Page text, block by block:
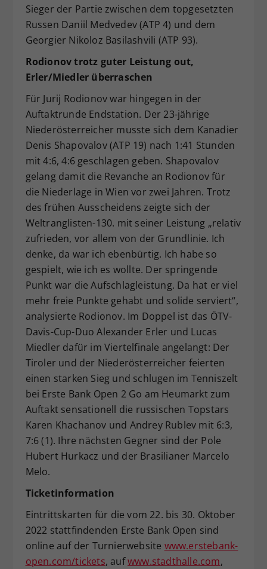
Sieger der Partie zwischen dem topgesetzten
Russen Daniil Medvedev (ATP 4) und dem
Georgier Nikoloz Basilashvili (ATP 93).
Rodionov trotz guter Leistung out,
Erler/Miedler überraschen
Für Jurij Rodionov war hingegen in der
Auftaktrunde Endstation. Der 23-jährige
Niederösterreicher musste sich dem Kanadier
Denis Shapovalov (ATP 19) nach 1:41 Stunden
mit 4:6, 4:6 geschlagen geben. Shapovalov
gelang damit die Revanche an Rodionov für
die Niederlage in Wien vor zwei Jahren. Trotz
des frühen Ausscheidens zeigte sich der
Weltranglisten-130. mit seiner Leistung „relativ
zufrieden, vor allem von der Grundlinie. Ich
denke, da war ich ebenbürtig. Ich habe so
gespielt, wie ich es wollte. Der springende
Punkt war die Aufschlagleistung. Da hat er viel
mehr freie Punkte gehabt und solide serviert“,
analysierte Rodionov. Im Doppel ist das ÖTV-
Davis-Cup-Duo Alexander Erler und Lucas
Miedler dafür im Viertelfinale angelangt: Der
Tiroler und der Niederösterreicher feierten
einen starken Sieg und schlugen im Tenniszelt
bei Erste Bank Open 2 Go am Heumarkt zum
Auftakt sensationell die russischen Topstars
Karen Khachanov und Andrey Rublev mit 6:3,
7:6 (1). Ihre nächsten Gegner sind der Pole
Hubert Hurkacz und der Brasilianer Marcelo
Melo.
Ticketinformation
Eintrittskarten für die vom 22. bis 30. Oktober
2022 stattfindenden Erste Bank Open sind
online auf der Turnierwebsite www.erstebank-
open.com/tickets, aufwww.stadthalle.com,